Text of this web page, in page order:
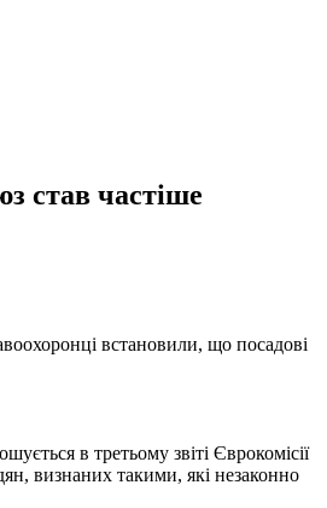
став частіше
встановили, що посадові
в третьому звіті Єврокомісії
визнаних такими, які незаконно